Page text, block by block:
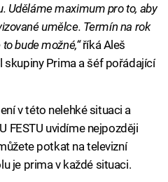
Uděláme maximum pro to, aby
umělce. Termín na rok
bude možné,“říká Aleš
skupiny Prima a šéf pořádající
v této nelehké situaci a
FESTU uvidíme nejpozději
potkat na televizní
je prima v každé situaci.